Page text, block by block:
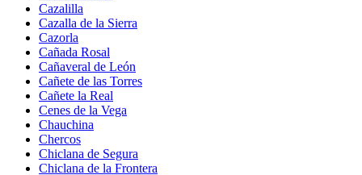
Cazalilla
Cazalla de la Sierra
Cazorla
Cañada Rosal
Cañaveral de León
Cañete de las Torres
Cañete la Real
Cenes de la Vega
Chauchina
Chercos
Chiclana de Segura
Chiclana de la Frontera